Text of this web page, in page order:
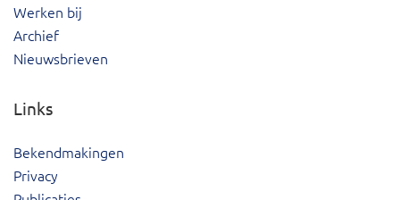
Werken bij
Archief
Nieuwsbrieven
Links
Bekendmakingen
Privacy